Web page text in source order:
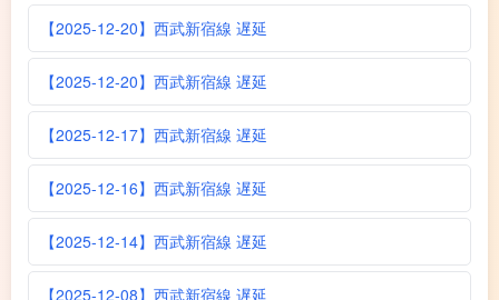
【2025-12-20】西武新宿線 遅延
【2025-12-20】西武新宿線 遅延
【2025-12-17】西武新宿線 遅延
【2025-12-16】西武新宿線 遅延
【2025-12-14】西武新宿線 遅延
【2025-12-08】西武新宿線 遅延